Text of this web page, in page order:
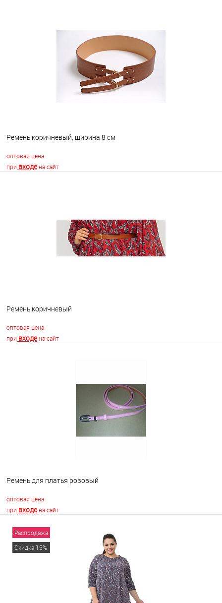
В наличии
Ремень коричневый, ширина 8 см
оптовая цена
при входена сайт
В наличии
Ремень коричневый
оптовая цена
при входена сайт
Недоступно
Ремень для платья розовый
оптовая цена
при входена сайт
В корзину
Распродажа
Скидка 15%